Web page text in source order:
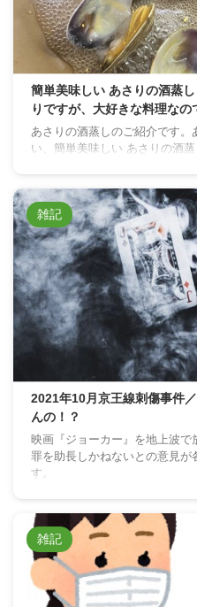
簡単美味しい あさりの酒蒸
りですが、大好きな料理なの
あさりの酒蒸しのご紹介です
い、簡単美味しい あさりの酒蒸
雑記
2021年10月京王線刺傷事件
んの！？
映画『ジョーカー』を地上波
罪を助長しかねないとの意見
す。
雑記